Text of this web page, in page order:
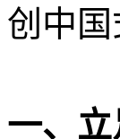
创中
一、